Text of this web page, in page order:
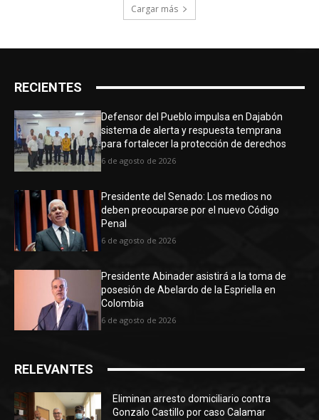
Cargar más
RECIENTES
Defensor del Pueblo impulsa en Dajabón
sistema de alerta y respuesta temprana
para fortalecer la protección de derechos
6 de agosto de 2026
Presidente del Senado: Los medios no
deben preocuparse por el nuevo Código
Penal
6 de agosto de 2026
Presidente Abinader asistirá a la toma de
posesión de Abelardo de la Espriella en
Colombia
6 de agosto de 2026
RELEVANTES
Eliminan arresto domiciliario contra
Gonzalo Castillo por caso Calamar